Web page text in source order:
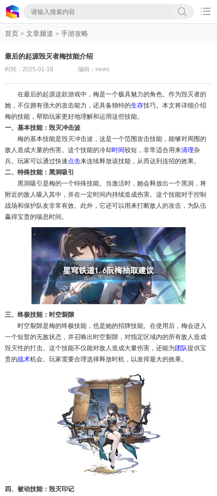

首页 > 文章频道 > 手游攻略
最后的起源毁灭者梅技能介绍
时间：2025-01-18 编辑：news
在最后的起源这款游戏中，梅是一个极具魅力的角色。作为毁灭者的
她，不仅拥有强大的攻击能力，还具备独特的生存技巧。本文将详细介绍
梅的技能，帮助玩家更好地理解和运用这些技能。
一、基本技能：毁灭冲击波
梅的基本技能是毁灭冲击波，这是一个范围攻击技能，能够对周围的
敌人造成大量的伤害。这个技能的冷却时间较短，非常适合用来清理杂
兵。玩家可以通过快速点击来连续释放该技能，从而达到连招的效果。
二、特殊技能：黑洞吸引
黑洞吸引是梅的一个特殊技能。当激活时，她会释放出一个黑洞，将
附近的敌人吸入其中，并在一定时间内持续造成伤害。这个技能对于控制
战场和保护队友非常有效。此外，它还可以用来打断敌人的攻击，为队伍
赢得宝贵的喘息时间。
三、终极技能：时空裂隙
时空裂隙是梅的终极技能，也是她的招牌技能。在使用后，梅会进入
一个短暂的无敌状态，并召唤出时空裂隙，对指定区域内的所有敌人造成
毁灭性的打击。这个技能不仅能对敌人造成大量伤害，还能为 团队提供宝
贵的战术机会。玩家需要合理选择释放时机，以发挥最大的效果。
四、被动技能：毁灭印记